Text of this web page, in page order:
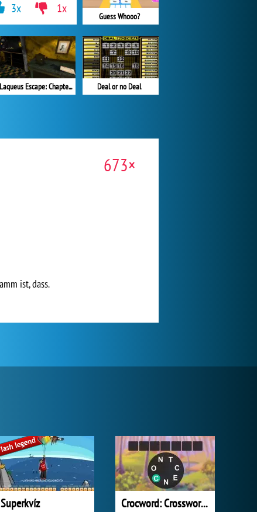
Guess Whooo?
Deal or no Deal
Laqueus Escape: Chapter VI
3x 1x
673×
ist, dass.
Superkvíz Crocword: Crossword Puzzle Game